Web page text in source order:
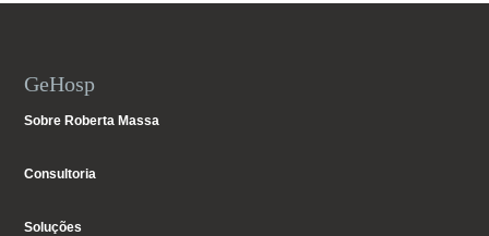
GeHosp
Sobre Roberta Massa
Consultoria
Soluções